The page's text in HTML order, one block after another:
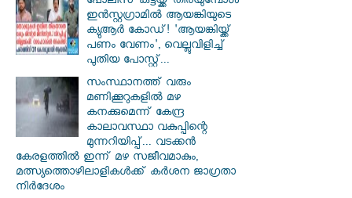
ഇൻസ്റ്റഗ്രാമിൽ ആയങ്കിയുടെ
ക്യുആർ കോഡ്! 'ആയങ്കിയ്ക്ക്
പണം വേണം', വെല്ലുവിളിച്ച്
പുതിയ പോസ്റ്റ്...
സംസ്ഥാനത്ത് വരും
മണിക്കൂറുകളിൽ മഴ
കനക്കുമെന്ന് കേന്ദ്ര
കാലാവസ്ഥാ വകുപ്പിന്റെ
മുന്നറിയിപ്പ്... വടക്കൻ
കേരളത്തിൽ ഇന്ന് മഴ സജീവമാകും,
മത്സ്യത്തൊഴിലാളികൾക്ക് കർശന ജാഗ്രതാ
നിർദേശം